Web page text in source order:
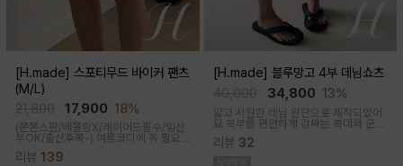
[H.made] 스포티무드 바이커 팬츠
(M/L)
17,900 18%
(쫀쫀스판/배쫄림X/레이어드필수/임산
부OK/출산후쭉-) 여름코디에 꼭 필요
츠!쫀쫀한 다리라인과 배부분은 부드럽
리뷰 139
[H.made] 블루망고 4부 데님쇼츠
34,800 13%
얇고 시원한 데님 원단으로 제작되었어
요 복부를 편안하게 감싸는 복대와 군살
스티치로 실용성과 포인트를 더했어요
리뷰 32